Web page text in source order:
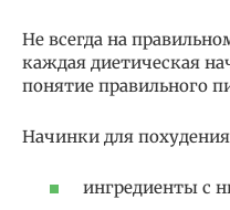
Не всегда на
каждая диетическая
понятие правильного
Начинки для
ингредиенты с